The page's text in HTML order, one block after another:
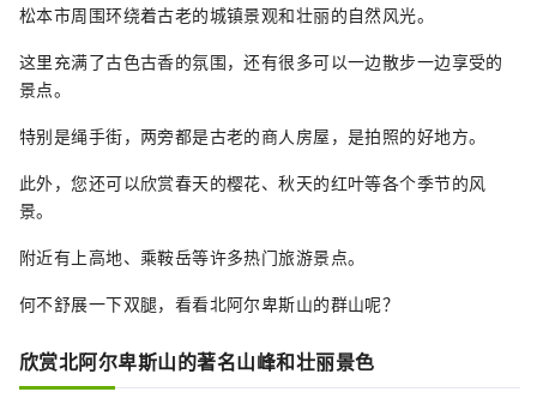
松本市周围环绕着古老的城镇景观和壮丽的自然风光。
这里充满了古色古香的氛围，还有很多可以一边散步一边享受的
景点。
特别是绳手街，两旁都是古老的商人房屋，是拍照的好地方。
此外，您还可以欣赏春天的樱花、秋天的红叶等各个季节的风
景。
附近有上高地、乘鞍岳等许多热门旅游景点。
何不舒展一下双腿，看看北阿尔卑斯山的群山呢？
欣赏北阿尔卑斯山的著名山峰和壮丽景色